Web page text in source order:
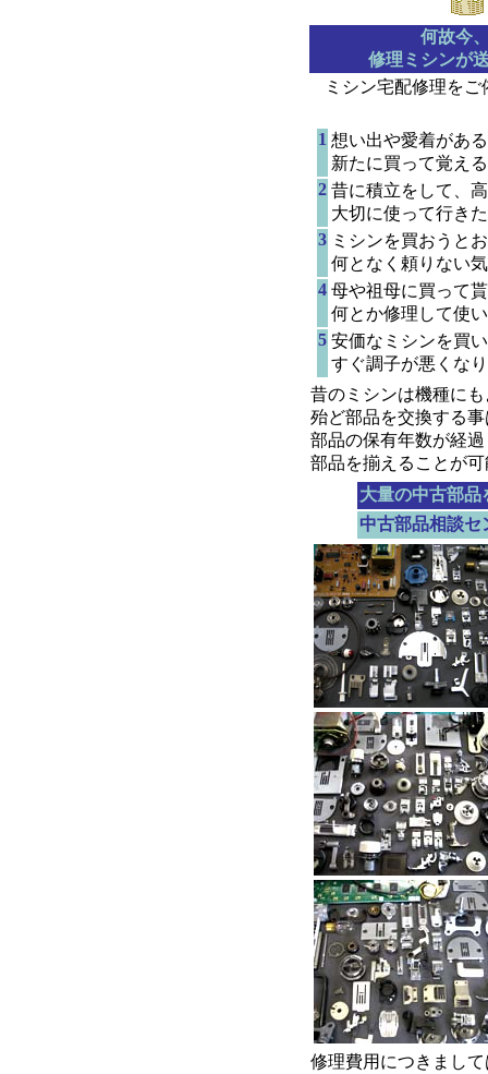
何故今
修理ミシンが
ミシン宅配修理を
1 想い出や愛着があ
新たに買って覚え
2 昔に積立をして、
大切に使って行き
3 ミシンを買おうと
何となく頼りない
4 母や祖母に買って
何とか修理して使
5 安価なミシンを買
すぐ調子が悪くな
昔のミシンは機種に
殆ど部品を交換する
部品の保有年数が経
部品を揃えることが
大量の中古部品
中古部品相談セ
修理費用につきまし